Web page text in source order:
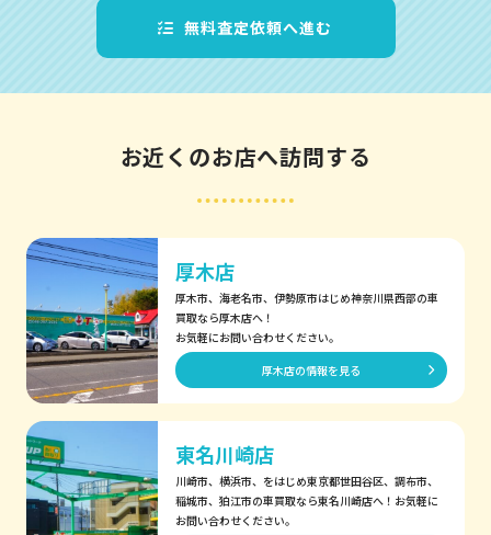
無料査定依頼へ進む
お近くのお店へ訪問する
厚木店
厚木市、海老名市、伊勢原市はじめ神奈川県西部の車
買取なら厚木店へ！
お気軽にお問い合わせください。
厚木店の情報を見る
東名川崎店
川崎市、横浜市、をはじめ東京都世田谷区、調布市、
稲城市、狛江市の車買取なら東名川崎店へ！お気軽に
お問い合わせください。